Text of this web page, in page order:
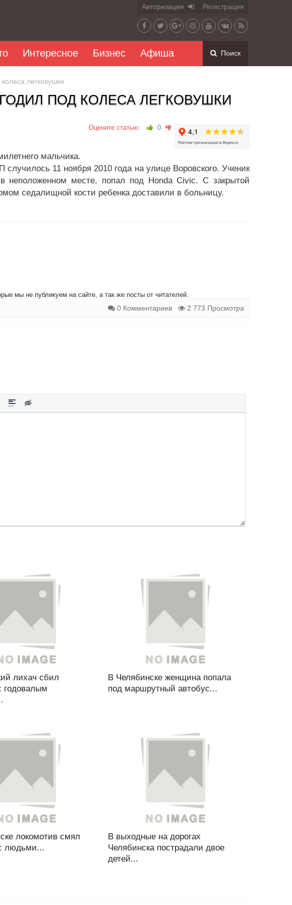
Авторизация Регистрация
Интересное Бизнес Афиша Поиск
легковушки
ПОД КОЛЕСА ЛЕГКОВУШКИ
Оцените статью: 0
мальчика.
11 ноября 2010 года на улице Воровского. Ученик
неположенном месте, попал под Honda Civic. С закрытой
седалищной кости ребенка доставили в больницу.
мы не публикуем на сайте, а так же посты от читателей.
0 Комментариев 2 773 Просмотра
лихач сбил
годовалым
В Челябинске женщина попала
под маршрутный автобус...
локомотив смял
людьми...
В выходные на дорогах
Челябинска пострадали двое
детей...